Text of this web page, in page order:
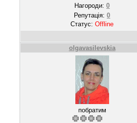
Нагороди:0
Репутація:0
Статус:Offline
olgavasilevskia
побратим